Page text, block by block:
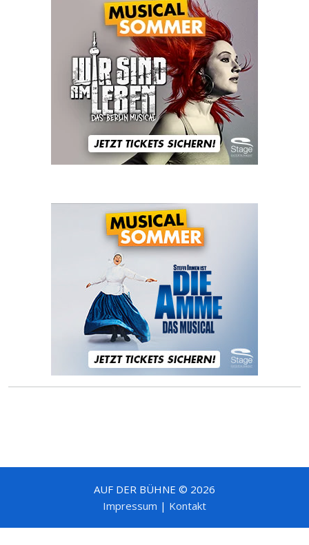
AUF DER BÜHNE © 2026
Impressum | Kontakt